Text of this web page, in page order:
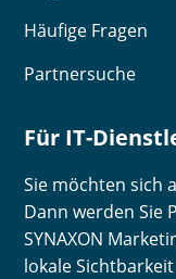
Häufige Fragen
Partnersuche
Für IT-
Sie möchten sich
Dann werden Sie
SYNAXON
lokale